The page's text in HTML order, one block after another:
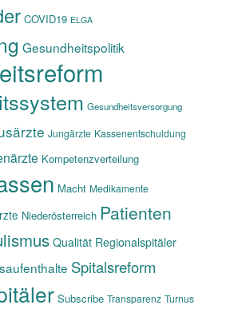
COVID19 ELGA
Gesundheitspolitik
Gesundheitsversorgung
Jungärzte Kassenentschuldung
Kompetenzverteilung
Macht Medikamente
Niederösterreich Patienten
Qualität Regionalspitäler
Spitalsreform
Subscribe Transparenz Turnus